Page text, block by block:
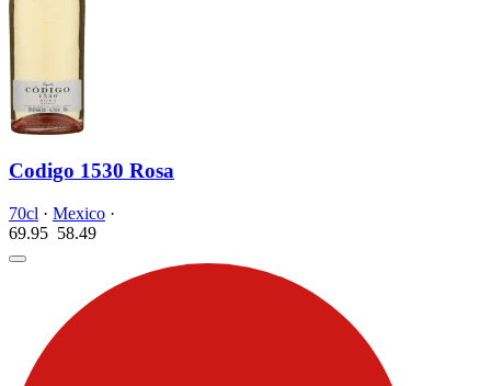
Codigo 1530 Rosa
70cl · Mexico ·
69.95 58.49